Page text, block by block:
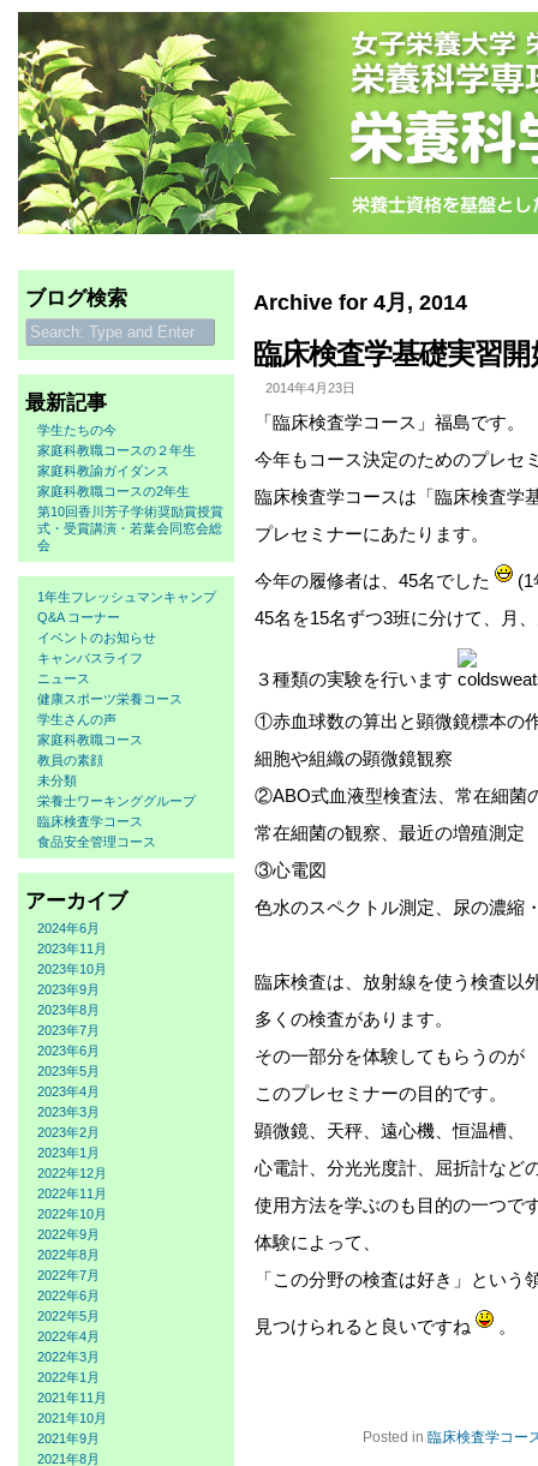
ブログ検索
最新記事
学生たちの今
家庭科教職コースの２年生
家庭科教諭ガイダンス
家庭科教職コースの2年生
第10回香川芳子学術奨励賞授賞
式・受賞講演・若葉会同窓会総
会
1年生フレッシュマンキャンプ
Q&A コーナー
イベントのお知らせ
キャンパスライフ
ニュース
健康スポーツ栄養コース
学生さんの声
家庭科教職コース
教員の素顔
未分類
栄養士ワーキンググループ
臨床検査学コース
食品安全管理コース
アーカイブ
2024年6月
2023年11月
2023年10月
2023年9月
2023年8月
2023年7月
2023年6月
2023年5月
2023年4月
2023年3月
2023年2月
2023年1月
2022年12月
2022年11月
2022年10月
2022年9月
2022年8月
2022年7月
2022年6月
2022年5月
2022年4月
2022年3月
2022年1月
2021年11月
2021年10月
2021年9月
2021年8月
Archive for 4月, 2014
臨床検査学基礎実習開
2014年4月23日
「臨床検査学コース」福島です。
今年もコース決定のためのプレセ
臨床検査学コースは「臨床検査学
プレセミナーにあたります。
今年の履修者は、45名でした
(1
45名を15名ずつ3班に分けて、月
３種類の実験を行います
①赤血球数の算出と顕微鏡標本の
細胞や組織の顕微鏡観察
②ABO式血液型検査法、常在細菌
常在細菌の観察、最近の増殖測定
③心電図
色水のスペクトル測定、尿の濃縮
臨床検査は、放射線を使う検査以
多くの検査があります。
その一部分を体験してもらうのが
このプレセミナーの目的です。
顕微鏡、天秤、遠心機、恒温槽、
心電計、分光光度計、屈折計など
使用方法を学ぶのも目的の一つで
体験によって、
「この分野の検査は好き」という
見つけられると良いですね 。
Posted in 臨床検査学コー